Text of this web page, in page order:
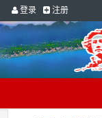
登录 注册